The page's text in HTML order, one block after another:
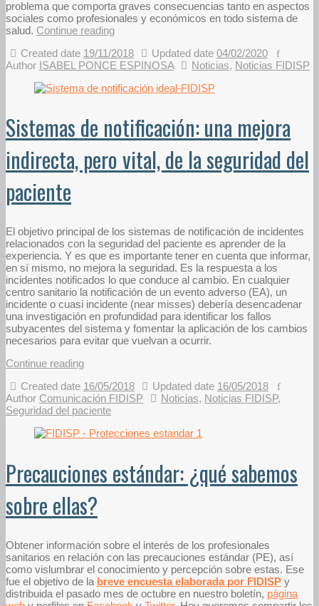
problema que comporta graves consecuencias tanto en aspectos
sociales como profesionales y económicos en todo sistema de
salud. Continue reading
Created date 19/11/2018 Updated date 04/02/2020
Author ISABEL PONCE ESPINOSA Noticias, Noticias FIDISP
Sistemas de notificación: una mejora
indirecta, pero vital, de la seguridad del
paciente
El objetivo principal de los sistemas de notificación de incidentes
relacionados con la seguridad del paciente es aprender de la
experiencia. Y es que es importante tener en cuenta que informar,
en sí mismo, no mejora la seguridad. Es la respuesta a los
incidentes notificados lo que conduce al cambio. En cualquier
centro sanitario la notificación de un evento adverso (EA), un
incidente o cuasi incidente (near misses) debería desencadenar
una investigación en profundidad para identificar los fallos
subyacentes del sistema y fomentar la aplicación de los cambios
necesarios para evitar que vuelvan a ocurrir.
Continue reading
Created date 16/05/2018 Updated date 16/05/2018
Author Comunicación FIDISP Noticias, Noticias FIDISP,
Seguridad del paciente
Precauciones estándar: ¿qué sabemos
sobre ellas?
Obtener información sobre el interés de los profesionales
sanitarios en relación con las precauciones estándar (PE), así
como vislumbrar el conocimiento y percepción sobre estas. Ese
fue el objetivo de la breve encuesta elaborada por FIDISP y
distribuida el pasado mes de octubre en nuestro boletín, página